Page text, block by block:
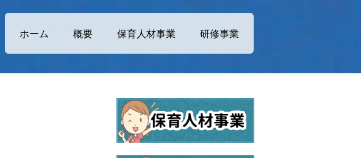
ホーム 概要 保育人材事業 研修事業